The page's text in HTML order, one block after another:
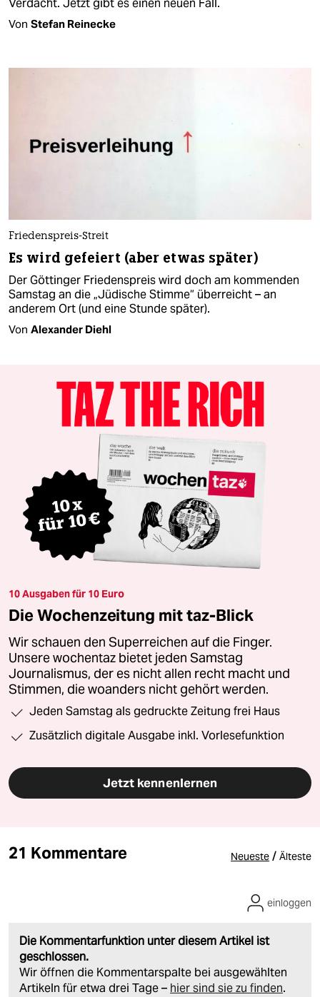
Verdacht. Jetzt gibt es einen neuen Fall.
Von Stefan Reinecke
Friedenspreis-Streit
Es wird gefeiert (aber etwas später)
Der Göttinger Friedenspreis wird doch am kommenden
Samstag an die „Jüdische Stimme“ überreicht – an
anderem Ort (und eine Stunde später).
Von Alexander Diehl
10 Ausgaben für 10 Euro
Die Wochenzeitung mit taz-Blick
Wir schauen den Superreichen auf die Finger.
Unsere wochentaz bietet jeden Samstag
Journalismus, der es nicht allen recht macht und
Stimmen, die woanders nicht gehört werden.
Jeden Samstag als gedruckte Zeitung frei Haus
Zusätzlich digitale Ausgabe inkl. Vorlesefunktion
Jetzt kennenlernen
21 Kommentare Neueste / Älteste
Die Kommentarfunktion unter diesem Artikel ist
geschlossen.
Wir öffnen die Kommentarspalte bei ausgewählten
Artikeln für etwa drei Tage – hier sind sie zu finden.
einloggen